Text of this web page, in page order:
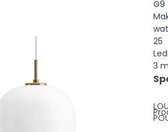
G9
25
3